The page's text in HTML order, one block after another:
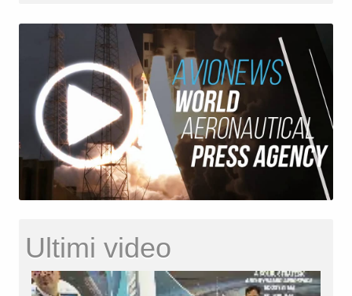
Ultimi video